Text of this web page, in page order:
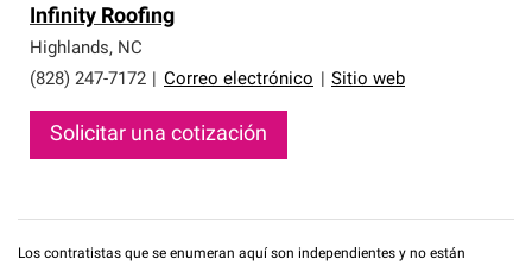
Infinity Roofing
Highlands, NC
(828) 247-7172
Correo electrónico Sitio web
Solicitar una cotización
Los contratistas que se enumeran aquí son independientes y no están